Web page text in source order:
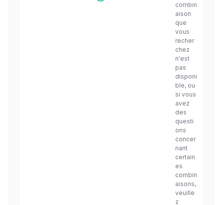
combin
aison
que
vous
recher
chez
n'est
pas
disponi
ble, ou
si vous
avez
des
questi
ons
concer
nant
certain
es
combin
aisons,
veuille
z